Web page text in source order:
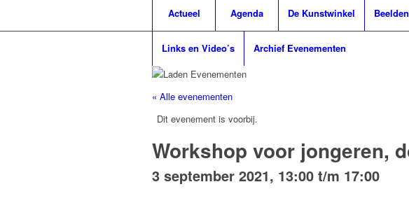
Actueel Agenda De Kunstwinkel
Links en Video’s Archief Evenementen
« Alle evenementen
Dit evenement is voorbij.
Workshop voor jongeren,
3 september 2021, 13:00 t/m 17:00